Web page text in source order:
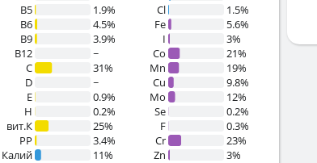
B5
1.9%
B6
4.5%
B9
3.9%
B12
~
C
31%
D
~
E
0.9%
H
0.2%
вит.К
25%
PP
3.4%
Калий
11%
Cl
1.5%
Fe
5.6%
I
3%
Co
21%
Mn
19%
Cu
9.8%
Mo
12%
Se
0.2%
F
0.3%
Cr
23%
Zn
3%